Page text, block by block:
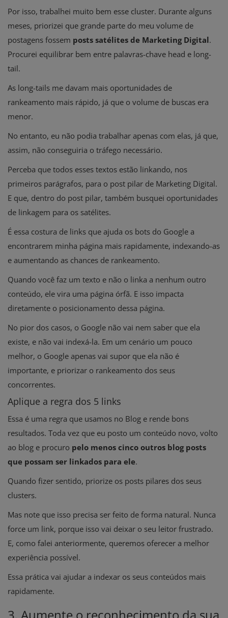
Por isso, trabalhei muito bem esse cluster. Durante alguns
meses, priorizei que grande parte do meu volume de
postagens fossem posts satélites de Marketing Digital.
Procurei equilibrar bem entre palavras-chave head e long-
tail.
As long-tails me davam mais oportunidades de
rankeamento mais rápido, já que o volume de buscas era
menor.
No entanto, eu não podia trabalhar apenas com elas, já que,
assim, não conseguiria o tráfego necessário.
Perceba que todos esses textos estão linkando, nos
primeiros parágrafos, para o post pilar de Marketing Digital.
E que, dentro do post pilar, também busquei oportunidades
de linkagem para os satélites.
É essa costura de links que ajuda os bots do Google a
encontrarem minha página mais rapidamente, indexando-as
e aumentando as chances de rankeamento.
Quando você faz um texto e não o linka a nenhum outro
conteúdo, ele vira uma página órfã. E isso impacta
diretamente o posicionamento dessa página.
No pior dos casos, o Google não vai nem saber que ela
existe, e não vai indexá-la. Em um cenário um pouco
melhor, o Google apenas vai supor que ela não é
importante, e priorizar o rankeamento dos seus
concorrentes.
Aplique a regra dos 5 links
Essa é uma regra que usamos no Blog e rende bons
resultados. Toda vez que eu posto um conteúdo novo, volto
ao blog e procuro pelo menos cinco outros blog posts
que possam ser linkados para ele.
Quando fizer sentido, priorize os posts pilares dos seus
clusters.
Mas note que isso precisa ser feito de forma natural. Nunca
force um link, porque isso vai deixar o seu leitor frustrado.
E, como falei anteriormente, queremos oferecer a melhor
experiência possível.
Essa prática vai ajudar a indexar os seus conteúdos mais
rapidamente.